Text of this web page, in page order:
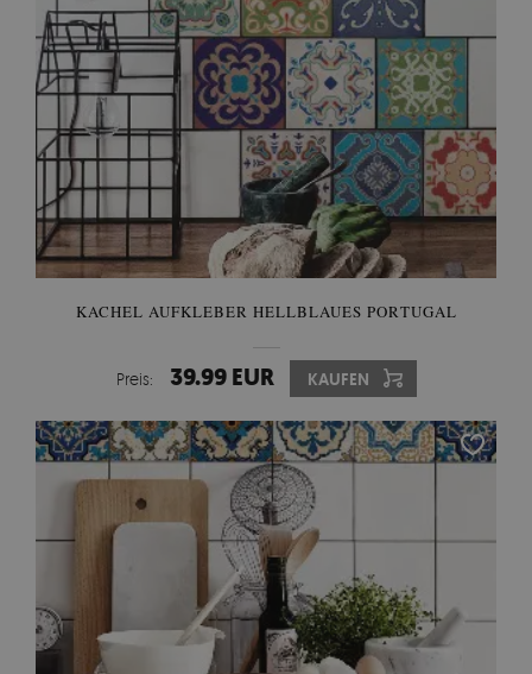
KACHEL AUFKLEBER HELLBLAUES PORTUGAL
Preis: 39.99 EUR KAUFEN